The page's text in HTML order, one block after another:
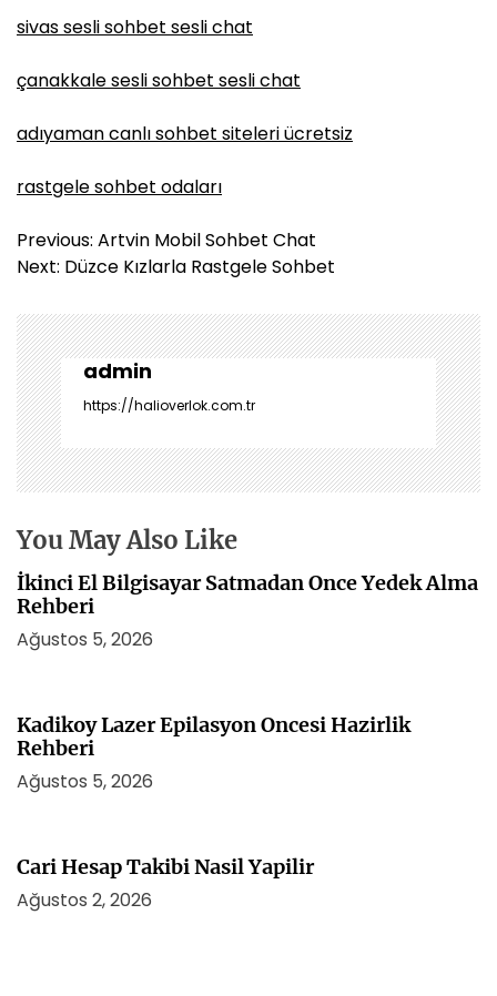
sivas sesli sohbet sesli chat
çanakkale sesli sohbet sesli chat
adıyaman canlı sohbet siteleri ücretsiz
rastgele sohbet odaları
Y
a
ı
g
e
z
i
n
m
s
i
Previous: Artvin Mobil Sohbet Chat
Next: Düzce Kızlarla Rastgele Sohbet
admin
https://halioverlok.com.tr
You May Also Like
İkinci El Bilgisayar Satmadan Once Yedek Alma
Rehberi
Ağustos 5, 2026
Kadikoy Lazer Epilasyon Oncesi Hazirlik
Rehberi
Ağustos 5, 2026
Cari Hesap Takibi Nasil Yapilir
Ağustos 2, 2026